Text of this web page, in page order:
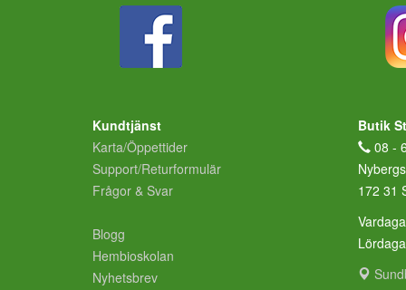
Kundtjänst
Karta/Öppettider
Support/Returformulär
Frågor & Svar
Blogg
Hembioskolan
Nyhetsbrev
Butik
08 -
172 31